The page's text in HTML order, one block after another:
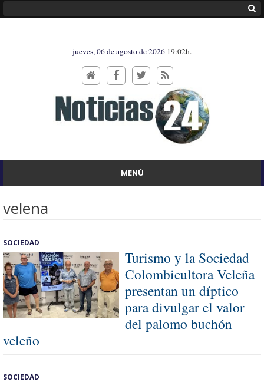
jueves, 06 de agosto de 2026 19:02h.
MENÚ
velena
SOCIEDAD
Turismo y la Sociedad
Colombicultora Veleña
presentan un díptico
para divulgar el valor
del palomo buchón
veleño
SOCIEDAD